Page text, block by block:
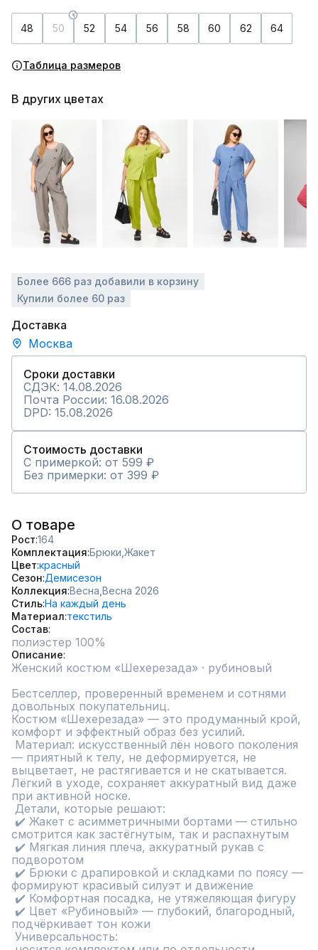
48 50 52 54 56 58 60 62 64
Таблица размеров
В других цветах
Более 666 раз добавили в корзину
Купили более 60 раз
Доставка
Москва
Сроки доставки
СДЭК: 14.08.2026
Почта России: 16.08.2026
DPD: 15.08.2026
Стоимость доставки
С примеркой: от 599 ₽
Без примерки: от 399 ₽
О товаре
Рост 164
Комплектация Брюки, Жакет
Цвет красный
Сезон Демисезон
Коллекция Весна, Весна 2026
СтильНа каждый день
Материал текстиль
Состав
полиэстер 100%
Описание
Женский костюм «Шехерезада» · рубиновый
Бестселлер, проверенный временем и сотнями
довольных покупательниц.
Костюм «Шехерезада» — это продуманный крой,
комфорт и эффектный образ без усилий.
— приятный к телу, не деформируется, не
выцветает, не растягивается и не скатывается.
Лёгкий в уходе, сохраняет аккуратный вид даже
при активной носке.
смотрится как застёгнутым, так и распахнутым
подворотом
формируют красивый силуэт и движение
подчёркивает тон кожи